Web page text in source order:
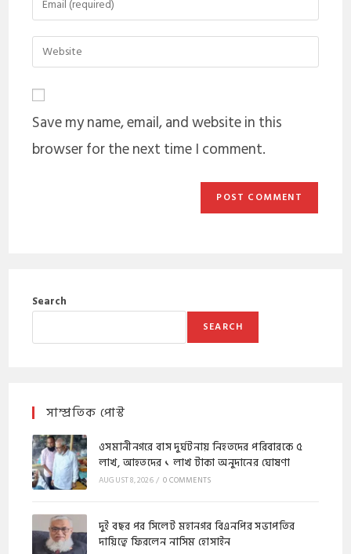
Save my name, email, and website in this
browser for the next time I comment.
Search
SEARCH
সাম্প্রতিক পোস্ট
ওসমানীনগরে বাস দুর্ঘটনায় নিহতদের পরিবারকে ৫
লাখ, আহতদের ১ লাখ টাকা অনুদানের ঘোষণা
AUGUST 8, 2026/ 0 COMMENTS
দুই বছর পর সিলেট মহানগর বিএনপির সভাপতির
দায়িত্বে ফিরলেন নাসিম হোসাইন